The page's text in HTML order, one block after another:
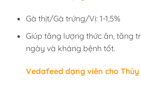
Gà thịt/Gà trứng/Vị: 1-1,5%
Giúp tăng lượng thức ăn, tăng
ngày và kháng bệnh tốt.
Vedafeed dạng viên cho Thủy